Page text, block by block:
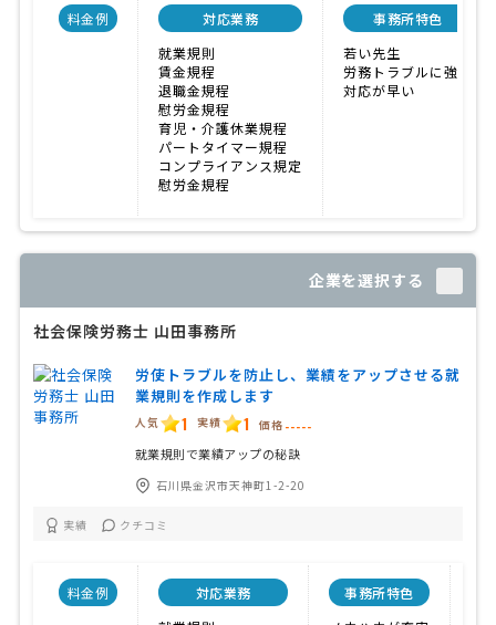
料金例
対応業務
就業規則
賃金規程
退職金規程
慰労金規程
育児・介護休業規程
パートタイマー規程
コンプライアンス規定
慰労金規程
事務所特色
若い先生
労務トラブルに強い
対応が早い
企業を選択する
社会保険労務士 山田事務所
労使トラブルを防止し、業績をアップさせる就
業規則を作成します
人気 1 実績 1 価格 -----
就業規則で業績アップの秘訣
石川県金沢市天神町1-2-20
実績 クチコミ
料金例
対応業務
事務所特色